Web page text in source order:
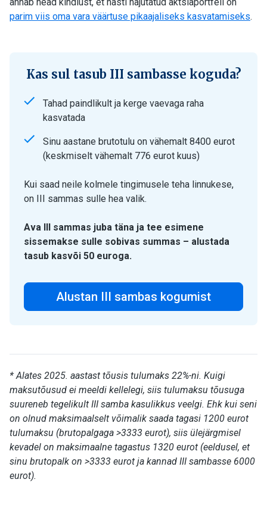
parim viis oma vara väärtuse pikaajaliseks kasvatamiseks.
Kas sul tasub III sambasse koguda?
Tahad paindlikult ja kerge vaevaga raha
kasvatada
Sinu aastane brutotulu on vähemalt 8400 eurot
(keskmiselt vähemalt 776 eurot kuus)
Kui saad neile kolmele tingimusele teha linnukese,
on III sammas sulle hea valik.
Ava III sammas juba täna ja tee esimene
sissemakse sulle sobivas summas – alustada
tasub kasvõi 50 euroga.
Alustan III sambas kogumist
* Alates 2025. aastast tõusis tulumaks 22%-ni. Kuigi
maksutõusud ei meeldi kellelegi, siis tulumaksu tõusuga
suureneb tegelikult III samba kasulikkus veelgi. Ehk kui seni
on olnud maksimaalselt võimalik saada tagasi 1200 eurot
tulumaksu (brutopalgaga >3333 eurot), siis ülejärgmisel
kevadel on maksimaalne tagastus 1320 eurot (eeldusel, et
sinu brutopalk on >3333 eurot ja kannad III sambasse 6000
eurot).